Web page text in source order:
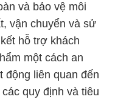
và bảo vệ môi
vận chuyển và sử
hỗ trợ khách
một cách an
động liên quan đến
quy định và tiêu